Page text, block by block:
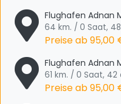
Flughafen Adnan
64 km. / 0 Saat,
Preise ab95,00
Flughafen Adnan
61 km. / 0 Saat, 42
Preise ab95,00